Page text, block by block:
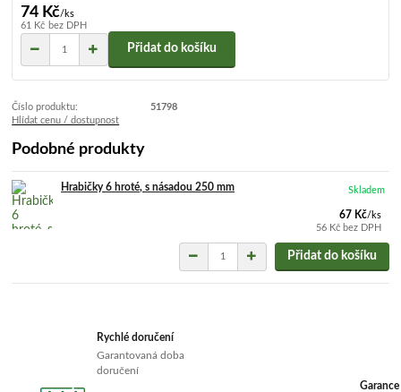
74 Kč/ks
61 Kč bez DPH
Přidat do košíku
Číslo produktu:
51798
Hlídat cenu / dostupnost
Podobné produkty
Hrabičky 6 hroté, s násadou 250 mm
67 Kč/ks
56 Kč bez DPH
Skladem
Přidat do košíku
Rychlé doručení
Garantovaná doba
doručení
Garance